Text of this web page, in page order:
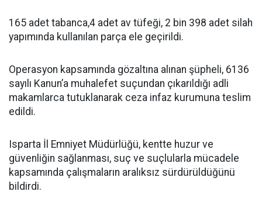
165 adet tabanca,4 adet av tüfeği, 2 bin 398 adet silah
yapımında kullanılan parça ele geçirildi.
Operasyon kapsamında gözaltına alınan şüpheli, 6136
sayılı Kanun’a muhalefet suçundan çıkarıldığı adli
makamlarca tutuklanarak ceza infaz kurumuna teslim
edildi.
Isparta İl Emniyet Müdürlüğü, kentte huzur ve
güvenliğin sağlanması, suç ve suçlularla mücadele
kapsamında çalışmaların aralıksız sürdürüldüğünü
bildirdi.